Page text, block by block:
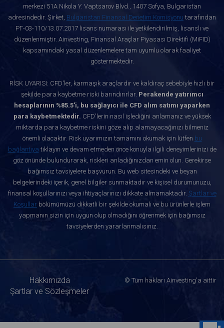
merkezi 51A Nikola Y. Vaptsarov Blvd., 1407 Sofya, Bulgaristan
adresindedir. Şirket, Bulgaristan Finansal Denetim Komisyonu tarafından
РГ-03-110/13.07.2017 lisans numarası ile yetkilendirilmiş, lisanslı ve
düzenlenmiştir. Ainvesting, Finansal Araçlar Piyasası Direktifi (MiFID)
kapsamındaki yasal düzenlemelere tam uyumlu olarak faaliyet
göstermektedir.
RİSK UYARISI: CFD'ler, karmaşık araçlardır ve kaldıraç sebebiyle hızlı bir
şekilde para kaybetme riski barındırırlar. Perakende yatırımcı
hesaplarının %85.5'i, bu sağlayıcı ile CFD alım satımı yaparken
para kaybetmektedir. CFD'lerin nasıl işlediğini anlamanız ve yüksek
miktarda para kaybetme riskini göze alıp alamayacağınızı bilmeniz
önemli olacaktır. Risk uyarımızın tamamını okumak için lütfen bu
bağlantıya tıklayın ve devam etmeden önce konuyla ilgili deneyimlerinizi de
göz önünde bulundurarak, riskleri anladığınızdan emin olun. Gerekirse
bağımsız tavsiyelere başvurun. Bu web sitesindeki ve beyan
belgelerindeki içerik, genel bilgiler sunmaktadır ve kişisel durumunuzu,
finansal koşullarınızı veya ihtiyaçlarınızı dikkate almamaktadır. Şartlar ve
Koşullar bölümümüzü dikkatli bir şekilde okumalı ve bu ürünlerle işlem
yapmanın sizin için uygun olup olmadığını öğrenmek için bağımsız
tavsiyelerden yararlanmalısınız.
Hakkımızda
Şartlar ve Sözleşmeler
© Tüm hakları Ainvesting'a aittir